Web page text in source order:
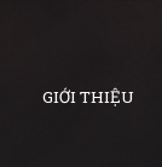
GIỚI THIỆU